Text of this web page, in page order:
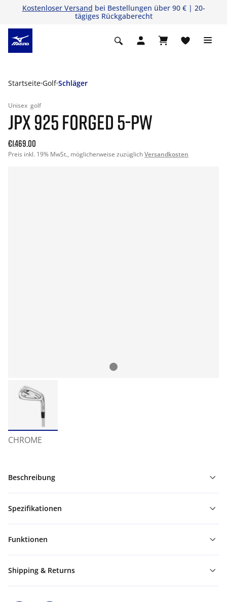
Kostenloser Versand bei Bestellungen über 90 € | 20-
tägiges Rückgaberecht
Startseite Golf Schläger
Unisex golf
JPX 925 FORGED 5-PW
€1.469.00
Preis inkl. 19% MwSt., möglicherweise zuzüglichVersandkosten
CHROME
Beschreibung
Spezifikationen
Funktionen
Shipping & Returns